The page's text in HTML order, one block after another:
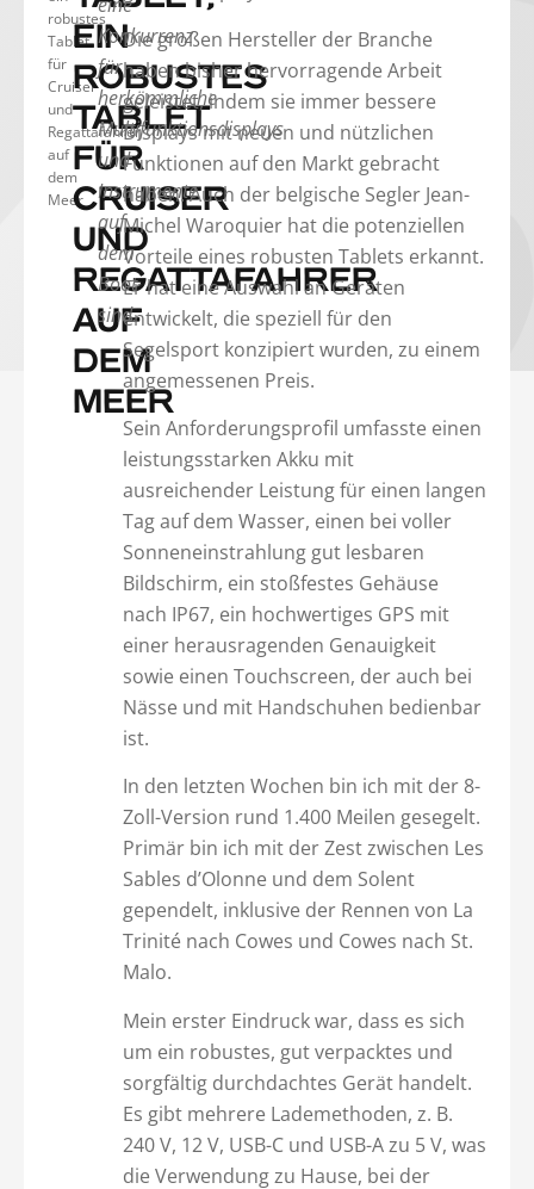
robustes
Tablet
für
Cruiser
und
Regattafahrer
auf
dem
Meer
EIN
ROBUSTES
TABLET
FÜR
CRUISER
UND
REGATTAFAHRER
AUF
DEM
MEER
Konkurrenz
für
herkömmliche
Multifunktionsdisplays
und
Instrumente
auf
dem
Boot
sind.
Die großen Hersteller der Branche
haben bisher hervorragende Arbeit
geleistet, indem sie immer bessere
Displays mit neuen und nützlichen
Funktionen auf den Markt gebracht
haben. Auch der belgische Segler Jean-
Michel Waroquier hat die potenziellen
Vorteile eines robusten Tablets erkannt.
Er hat eine Auswahl an Geräten
entwickelt, die speziell für den
Segelsport konzipiert wurden, zu einem
angemessenen Preis.
Sein Anforderungsprofil umfasste einen
leistungsstarken Akku mit
ausreichender Leistung für einen langen
Tag auf dem Wasser, einen bei voller
Sonneneinstrahlung gut lesbaren
Bildschirm, ein stoßfestes Gehäuse
nach IP67, ein hochwertiges GPS mit
einer herausragenden Genauigkeit
sowie einen Touchscreen, der auch bei
Nässe und mit Handschuhen bedienbar
ist.
In den letzten Wochen bin ich mit der 8-
Zoll-Version rund 1.400 Meilen gesegelt.
Primär bin ich mit der Zest zwischen Les
Sables d’Olonne und dem Solent
gependelt, inklusive der Rennen von La
Trinité nach Cowes und Cowes nach St.
Malo.
Mein erster Eindruck war, dass es sich
um ein robustes, gut verpacktes und
sorgfältig durchdachtes Gerät handelt.
Es gibt mehrere Lademethoden, z. B.
240 V, 12 V, USB-C und USB-A zu 5 V, was
die Verwendung zu Hause, bei der